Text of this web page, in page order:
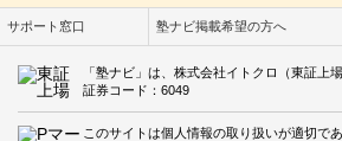
サポート窓口 塾ナビ掲載希望の方へ
「塾ナビ」は、株式会社イトクロ（東証上
証券コード：6049
このサイトは個人情報の取り扱いが適切で